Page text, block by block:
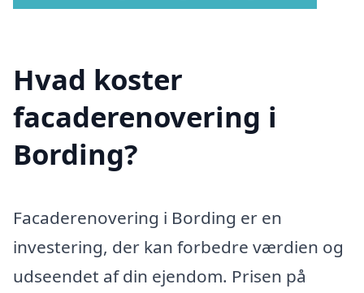
Hvad koster
facaderenovering i
Bording?
Facaderenovering i Bording er en
investering, der kan forbedre værdien og
udseendet af din ejendom. Prisen på